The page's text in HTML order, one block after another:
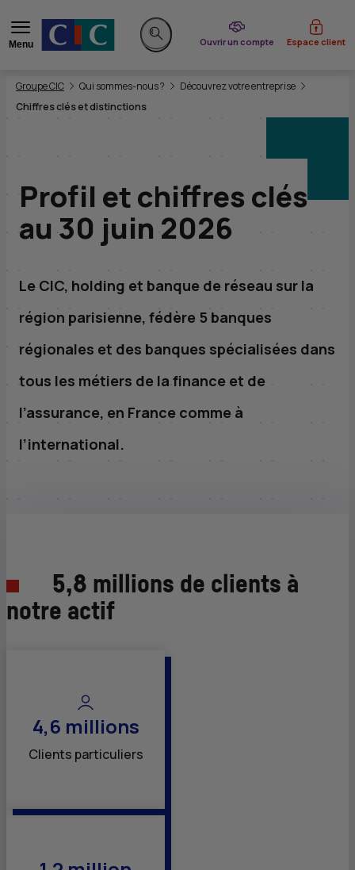
Menu
Rechercher sur le site
Ouvrir un compte
du CIC Espace client
Vous êtes ici:
Groupe CIC Qui sommes-nous ?
Découvrez votre entreprise
Chiffres clés et distinctions
Profil et chiffres clés
au 30 juin 2026
Le CIC, holding et banque de réseau sur la
région parisienne, fédère 5 banques
régionales et des banques spécialisées dans
tous les métiers de la finance et de
l’assurance, en France comme à
l’international.
5,8 millions de clients à
notre actif
4,6 millions
Clients particuliers